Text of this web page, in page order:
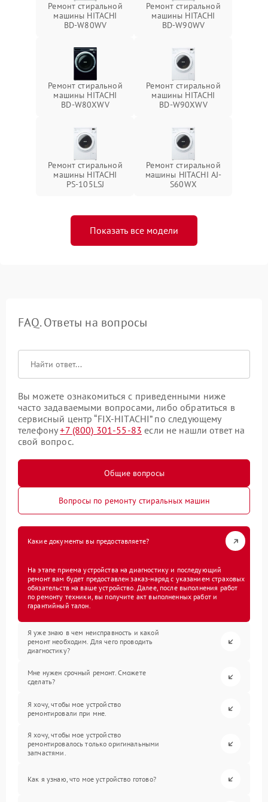
Ремонт стиральной
машины HITACHI
BD-W80WV
Ремонт стиральной
машины HITACHI
BD-W90WV
Ремонт стиральной
машины HITACHI
BD-W80XWV
Ремонт стиральной
машины HITACHI
BD-W90XWV
Ремонт стиральной
машины HITACHI
PS-105LSJ
Ремонт стиральной
машины HITACHI AJ-
S60WX
Показать все модели
FAQ. Ответы на вопросы
Вы можете ознакомиться с приведенными ниже
часто задаваемыми вопросами, либо обратиться в
сервисный центр “FIX-HITACHI” по следующему
телефону+7 (800) 301-55-83 если не нашли ответ на
свой вопрос.
Общие вопросы
Вопросы по ремонту стиральных машин
Какие документы вы предоставляете?
На этапе приема устройства на диагностику и последующий
ремонт вам будет предоставлен заказ-наряд с указанием страховых
обязательств на ваше устройство. Далее, после выполнения работ
по ремонту техники, вы получите акт выполненных работ и
гарантийный талон.
Я уже знаю в чем неисправность и какой
ремонт необходим. Для чего проводить
диагностику?
Мне нужен срочный ремонт. Сможете
сделать?
Я хочу, чтобы мое устройство
ремонтировали при мне.
Я хочу, чтобы мое устройство
ремонтировалось только оригинальными
запчастями.
Как я узнаю, что мое устройство готово?